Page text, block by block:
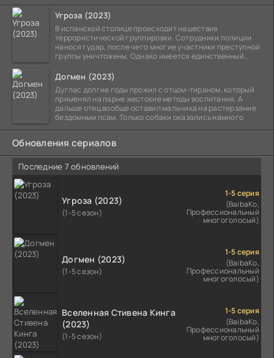
Угроза (2023)
В испанской столице происходит нашествие
террористической группировки. Сотрудники полиции
наносят удар, после чего многие участники преступной
группы уничтожены. Однако имеется единственный
Догмен (2023)
Дуглас долгие годы прожил с отцом-тираном, который
применял на парне жестокие методы воспитания. А
дальше отец вообще оставил мальчика на растерзание
бездомным псам. Только собаки оказались намного
Обновления сериалов
Последние 7 обновлений
Угроза (2023)
(1-5 сезон)
1-5 серия
(BaibaKo,
Профессиональный
многоголосый)
Догмен (2023)
(1-5 сезон)
1-5 серия
(BaibaKo,
Профессиональный
многоголосый)
Вселенная Стивена Кинга
(2023)
(1-5 сезон)
1-5 серия
(BaibaKo,
Профессиональный
многоголосый)